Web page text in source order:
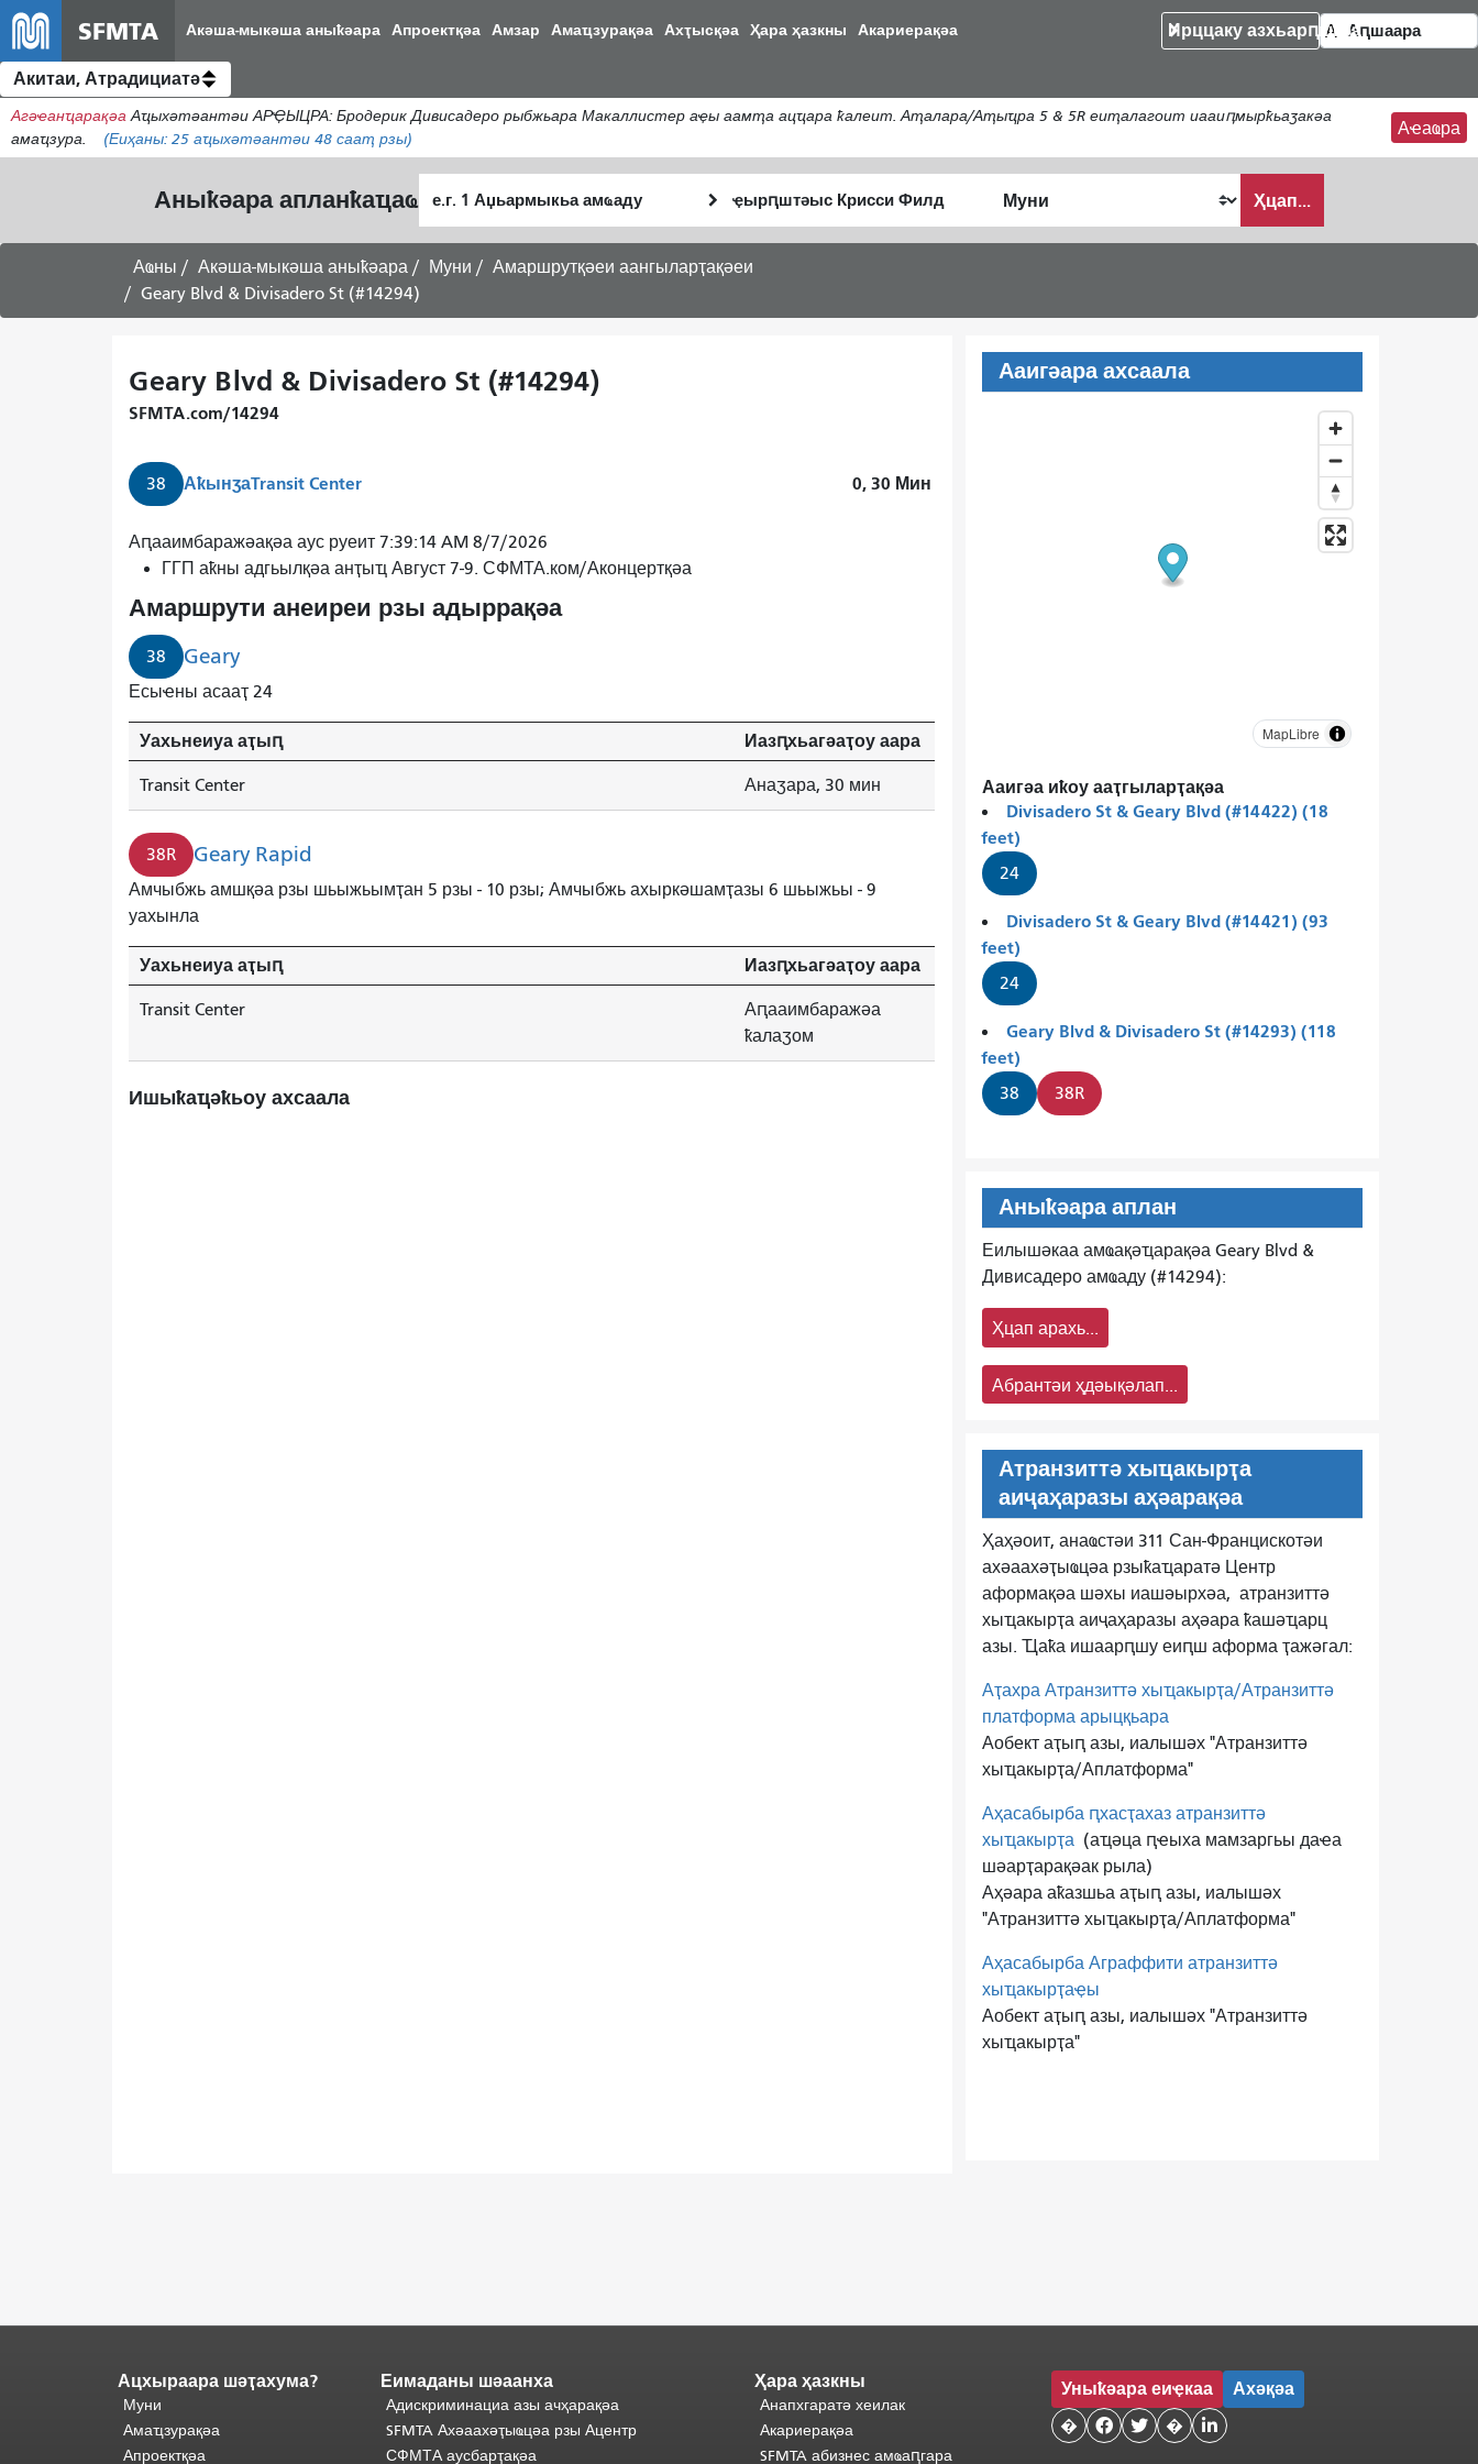
至
內
容
SFMTA Акәша-мыкәша аныҟәара Апроектқәа Амзар Амаҵзурақәа Ахҭысқәа Ҳара ҳазкны Акариерақәа Ирццаку азхьарԥшқәа
Акитаи, Атрадициатә
Агәҽанҵарақәа Аҵыхәтәантәи АРҾЫЦРА: Бродерик Дивисадеро рыбжьара Макаллистер аҿы аамҭа ацҵара ҟалеит. Аҭалара/Аҭыҵра 5 & 5R еиҭалагоит иааиԥмырҟьаӡакәа
амаҵзура.
(Еиҳаны: 25 аҵыхәтәантәи 48 сааҭ рзы)
Аҽаҩра
Аныҟәара апланҟаҵаҩҭыԥ
аҭыԥ
Аныҟәара
шԥасҭаху
Ҳцап...
Аҩны Акәша-мыкәша аныҟәара Муни
Амаршрутқәеи аангыларҭақәеи
Geary Blvd & Divisadero St (#14294)
Geary Blvd & Divisadero St (#14294)
SFMTA.com/14294
38 АҟынӡаTransit Center 0, 30 Мин
38
Гери
атранзиттә
центр
ахь
инеиуеит.
Аԥааимбаражәақәа аус руеит 7:39:14 AM 8/7/2026
ГГП аҟны адгьылқәа анҭыҵ Август 7-9. СФМТА.ком/Аконцертқәа
Амаршрути анеиреи рзы адыррақәа
38 Geary
Есыҽны асааҭ 24
Уахьнеиуа аҭыԥ Иазԥхьагәаҭоу аара
Transit Center Анаӡара, 30 мин
38R Geary Rapid
Амчыбжь амшқәа рзы шьыжьымҭан 5 рзы - 10 рзы; Амчыбжь ахыркәшамҭазы 6 шьыжьы - 9
уахынла
Уахьнеиуа аҭыԥ Иазԥхьагәаҭоу аара
Transit Center
Аԥааимбаражәа
ҟалаӡом
Ишыҟаҵәҟьоу ахсаала
Ааигәара ахсаала
MapLibre
Ааигәа иҟоу ааҭгыларҭақәа
Divisadero St & Geary Blvd (#14422) (18
feet)
24
Divisadero St & Geary Blvd (#14421) (93
feet)
24
Geary Blvd & Divisadero St (#14293) (118
feet)
38 38R
Аныҟәара аплан
Еилышәкаа амҩақәҵарақәа Geary Blvd &
Дивисадеро амҩаду (#14294):
Ҳцап арахь...
Абрантәи ҳдәықәлап...
Атранзиттә хыҵакырҭа
аиҷаҳаразы аҳәарақәа
Ҳаҳәоит, анаҩстәи 311 Сан-Францискотәи
ахәаахәҭыҩцәа рзыҟаҵаратә Центр
аформақәа шәхы иашәырхәа, атранзиттә
хыҵакырҭа аиҷаҳаразы аҳәара ҟашәҵарц
азы. Ҵаҟа ишаарԥшу еиԥш аформа ҭажәгал:
Аҭахра Атранзиттә хыҵакырҭа/Атранзиттә
платформа арыцқьара
Аобект аҭыԥ азы, иалышәх "Атранзиттә
хыҵакырҭа/Аплатформа"
Аҳасабырба ԥхасҭахаз атранзиттә
хыҵакырҭа(аҵәца ԥҽыха мамзаргьы даҽа
шәарҭарақәак рыла)
Аҳәара аҟазшьа аҭыԥ азы, иалышәх
"Атранзиттә хыҵакырҭа/Аплатформа"
Аҳасабырба Аграффити атранзиттә
хыҵакырҭаҿы
Аобект аҭыԥ азы, иалышәх "Атранзиттә
хыҵакырҭа"
Адаҟьа
аҵакы
анҵәамҭа.Ари
адаҟьа
Ацхыраара шәҭахума?
Муни
Амаҵзурақәа
Апроектқәа
Еимаданы шәаанха
Адискриминациа азы ачҳарақәа
SFMTA Ахәаахәҭыҩцәа рзы Ацентр
СФМТА аусбарҭақәа
Ҳара ҳазкны
Анапхгаратә хеилак
Акариерақәа
SFMTA абизнес амҩаԥгара
Уныҟәара еиҿкаа Ахәқәа
�   � 